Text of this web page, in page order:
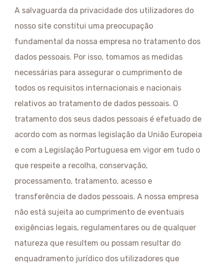
A salvaguarda da privacidade dos utilizadores do
nosso site constitui uma preocupação
fundamental da nossa empresa no tratamento dos
dados pessoais. Por isso, tomamos as medidas
necessárias para assegurar o cumprimento de
todos os requisitos internacionais e nacionais
relativos ao tratamento de dados pessoais. O
tratamento dos seus dados pessoais é efetuado de
acordo com as normas legislação da União Europeia
e com a Legislação Portuguesa em vigor em tudo o
que respeite a recolha, conservação,
processamento, tratamento, acesso e
transferência de dados pessoais. A nossa empresa
não está sujeita ao cumprimento de eventuais
exigências legais, regulamentares ou de qualquer
natureza que resultem ou possam resultar do
enquadramento jurídico dos utilizadores que